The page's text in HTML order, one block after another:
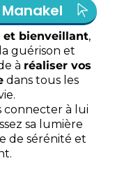
et bienveillant,
guérison et
à réaliser vos
dans tous les
à lui
sa lumière
de sérénité et